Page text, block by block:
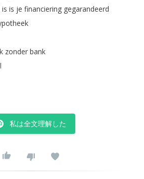
is is je financiering gegarandeerd
zonder bank
私は全文理解した